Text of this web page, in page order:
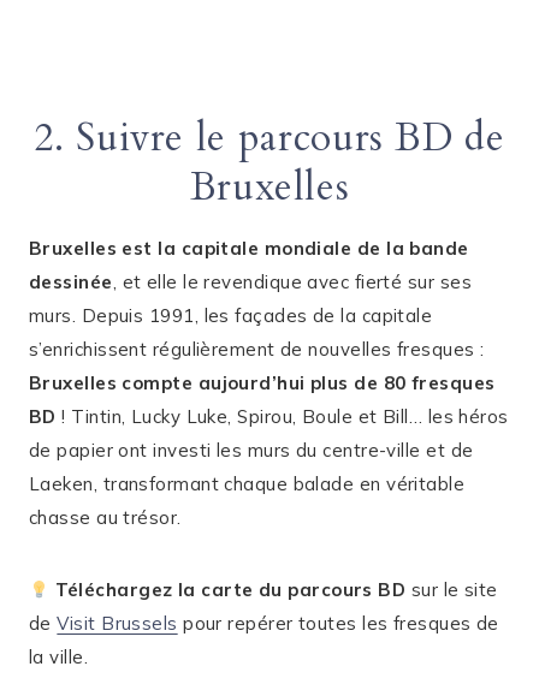
2. Suivre le parcours BD de
Bruxelles
Bruxelles est la capitale mondiale de la bande
dessinée, et elle le revendique avec fierté sur ses
murs. Depuis 1991, les façades de la capitale
s’enrichissent régulièrement de nouvelles fresques :
Bruxelles compte aujourd’hui plus de 80 fresques
BD ! Tintin, Lucky Luke, Spirou, Boule et Bill… les héros
de papier ont investi les murs du centre-ville et de
Laeken, transformant chaque balade en véritable
chasse au trésor.
Téléchargez la carte du parcours BD sur le site
deVisit Brussels pour repérer toutes les fresques de
la ville.